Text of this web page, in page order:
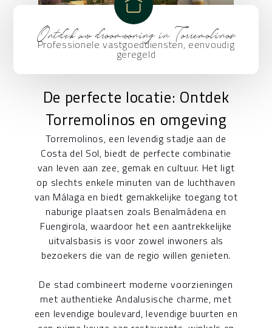
Ontdek uw droomwoning in Torremolinos
Professionele vastgoeddiensten, eenvoudig
geregeld
De perfecte locatie: Ontdek
Torremolinos en omgeving
Torremolinos, een levendig stadje aan de
Costa del Sol, biedt de perfecte combinatie
van leven aan zee, gemak en cultuur. Het ligt
op slechts enkele minuten van de luchthaven
van Málaga en biedt gemakkelijke toegang tot
naburige plaatsen zoals Benalmádena en
Fuengirola, waardoor het een aantrekkelijke
uitvalsbasis is voor zowel inwoners als
bezoekers die van de regio willen genieten.
De stad combineert moderne voorzieningen
met authentieke Andalusische charme, met
een levendige boulevard, levendige buurten en